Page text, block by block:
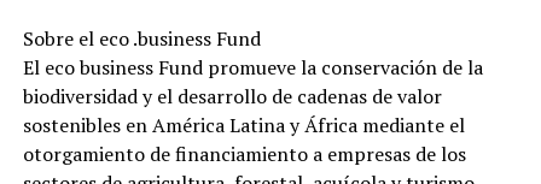
Sobre el eco .business Fund
El eco business Fund promueve la conservación de la
biodiversidad y el desarrollo de cadenas de valor
sostenibles en América Latina y África mediante el
otorgamiento de financiamiento a empresas de los